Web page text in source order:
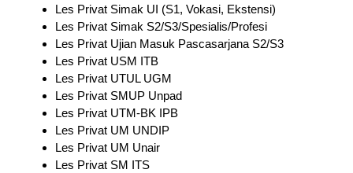
Les Privat Simak UI (S1, Vokasi, Ekstensi)
Les Privat Simak S2/S3/Spesialis/Profesi
Les Privat Ujian Masuk Pascasarjana S2/S3
Les Privat USM ITB
Les Privat UTUL UGM
Les Privat SMUP Unpad
Les Privat UTM-BK IPB
Les Privat UM UNDIP
Les Privat UM Unair
Les Privat SM ITS